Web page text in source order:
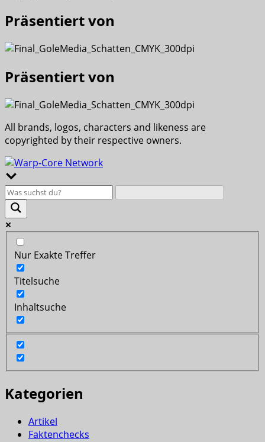
Präsentiert von
Präsentiert von
All brands, logos, characters and likeness are
copyrighted by their respective owners.
Nur Exakte Treffer
Titelsuche
Inhaltsuche
Kategorien
Artikel
Faktenchecks